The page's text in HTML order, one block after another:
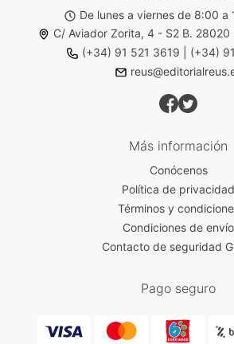
De lunes a viernes de 8:00 a
C/ Aviador Zorita, 4 - S2 B. 28020
(+34) 91 521 3619
(+34)
Más información
Conócenos
Política de privacidad
Términos y
Condiciones de envío
Contacto de seguridad
Pago seguro